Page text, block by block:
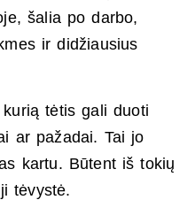
šalia po darbo,
ir didžiausius
tėtis gali duoti
ar pažadai. Tai jo
kartu. Būtent iš tokių
tėvystė.